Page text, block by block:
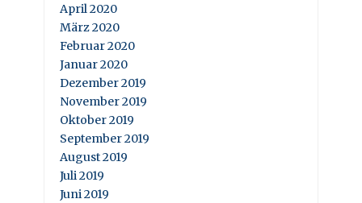
April 2020
März 2020
Februar 2020
Januar 2020
Dezember 2019
November 2019
Oktober 2019
September 2019
August 2019
Juli 2019
Juni 2019